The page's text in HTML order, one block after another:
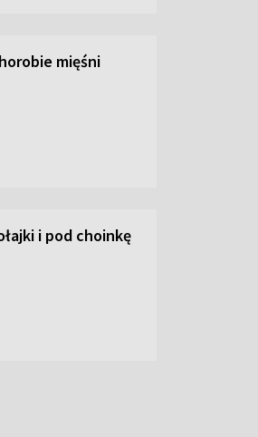
mięśni
i pod choinkę